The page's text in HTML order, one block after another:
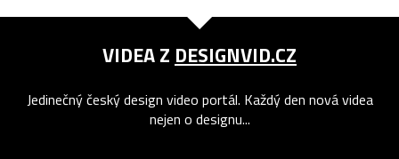
VIDEA Z DESIGNVID.CZ
Jedinečný český design video portál. Každý den nová videa
nejen o designu...